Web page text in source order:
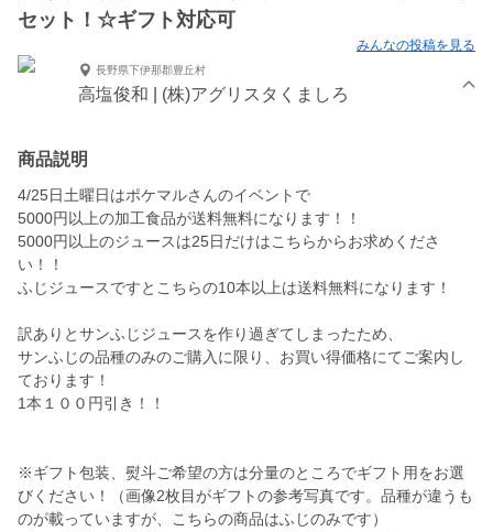
セット！☆ギフト対応可
みんなの投稿を見る
長野県下伊那郡豊丘村
高塩俊和 | (株)アグリスタくましろ
商品説明
4/25日土曜日はポケマルさんのイベントで
5000円以上の加工食品が送料無料になります！！
5000円以上のジュースは25日だけはこちらからお求めくださ
い！！
ふじジュースですとこちらの10本以上は送料無料になります！
訳ありとサンふじジュースを作り過ぎてしまったため、
サンふじの品種のみのご購入に限り、お買い得価格にてご案内し
ております！
1本１００円引き！！
※ギフト包装、熨斗ご希望の方は分量のところでギフト用をお選
びください！（画像2枚目がギフトの参考写真です。品種が違うも
のが載っていますが、こちらの商品はふじのみです）